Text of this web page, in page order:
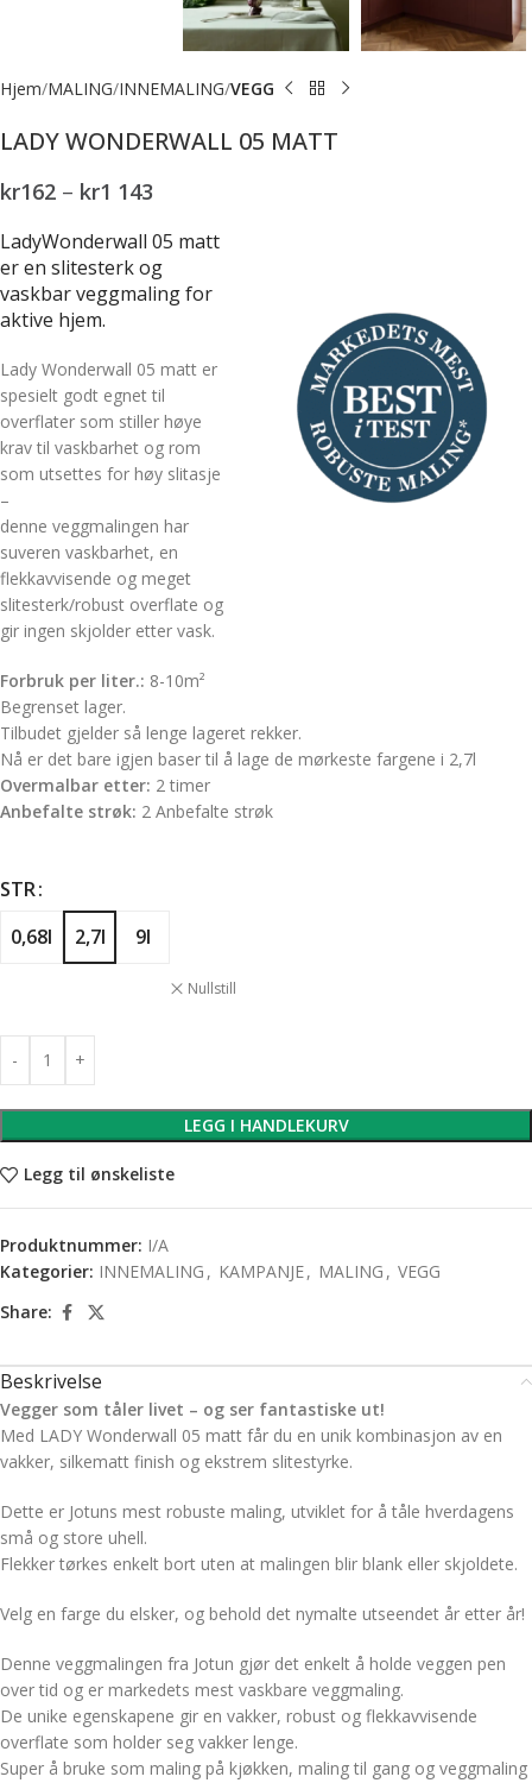
Hjem MALING INNEMALING VEGG
LADY WONDERWALL 05 MATT
kr162 – kr1 143
LadyWonderwall 05 matt
er en slitesterk og
vaskbar veggmaling for
aktive hjem.
Lady Wonderwall 05 matt er
spesielt godt egnet til
overflater som stiller høye
krav til vaskbarhet og rom
som utsettes for høy slitasje
–
denne veggmalingen har
suveren vaskbarhet, en
flekkavvisende og meget
slitesterk/robust overflate og
gir ingen skjolder etter vask.
Forbruk per liter.: 8-10m²
Begrenset lager.
Tilbudet gjelder så lenge lageret rekker.
Nå er det bare igjen baser til å lage de mørkeste fargene i 2,7l
Overmalbar etter: 2 timer
Anbefalte strøk: 2 Anbefalte strøk
STR
0,68l
2,7l 9l
Nullstill
LEGG I HANDLEKURV
Legg til ønskeliste
Produktnummer: I/A
Kategorier: INNEMALING , KAMPANJE, MALING , VEGG
Share:
Beskrivelse
Vegger som tåler livet – og ser fantastiske ut!
Med LADY Wonderwall 05 matt får du en unik kombinasjon av en
vakker, silkematt finish og ekstrem slitestyrke.
Dette er Jotuns mest robuste maling, utviklet for å tåle hverdagens
små og store uhell.
Flekker tørkes enkelt bort uten at malingen blir blank eller skjoldete.
Velg en farge du elsker, og behold det nymalte utseendet år etter år!
Denne veggmalingen fra Jotun gjør det enkelt å holde veggen pen
over tid og er markedets mest vaskbare veggmaling.
De unike egenskapene gir en vakker, robust og flekkavvisende
overflate som holder seg vakker lenge.
Super å bruke som maling på kjøkken, maling til gang og veggmaling